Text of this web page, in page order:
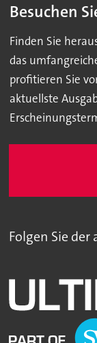
Besuchen
Finden Sie
das
profitieren Sie
aktuellste
Folgen Sie